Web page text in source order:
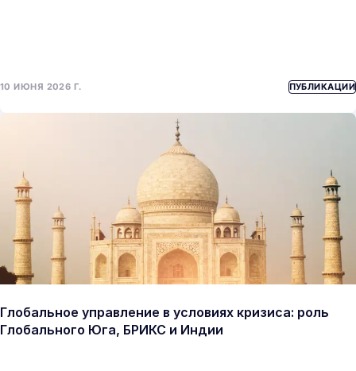
10 ИЮНЯ 2026 Г. ПУБЛИКАЦИИ
Глобальное управление в условиях кризиса: роль
Глобального Юга, БРИКС и Индии